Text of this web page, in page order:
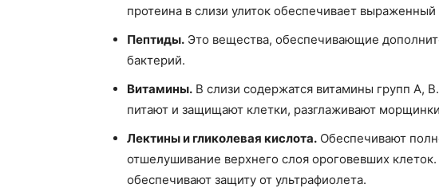
протеина в слизи улиток обеспечивает
Пептиды. Это вещества, обеспечивающие
бактерий.
Витамины. В слизи содержатся витамины групп A,
питают и защищают клетки, разглаживают
Лектины и гликолевая кислота. Обеспечивают
отшелушивание верхнего слоя ороговевших
обеспечивают защиту от ультрафиолета.